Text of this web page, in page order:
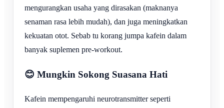
mengurangkan usaha yang dirasakan (maknanya
senaman rasa lebih mudah), dan juga meningkatkan
kekuatan otot. Sebab tu korang jumpa kafein dalam
banyak suplemen pre-workout.
😊 Mungkin Sokong Suasana Hati
Kafein mempengaruhi neurotransmitter seperti